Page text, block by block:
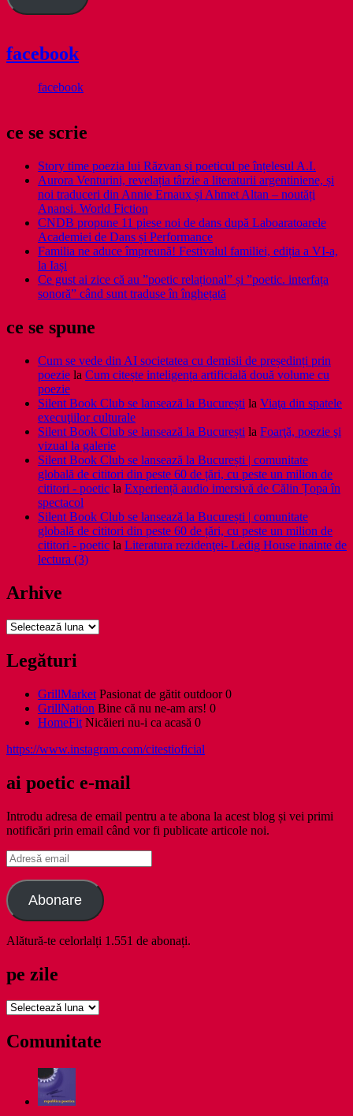
facebook
facebook
ce se scrie
Story time poezia lui Răzvan și poeticul pe înțelesul A.I.
Aurora Venturini, revelația târzie a literaturii argentiniene, și
noi traduceri din Annie Ernaux și Ahmet Altan – noutăți
Anansi. World Fiction
CNDB propune 11 piese noi de dans după Laboaratoarele
Academiei de Dans și Performance
Familia ne aduce împreună! Festivalul familiei, ediția a VI-a,
la Iași
Ce gust ai zice că au ”poetic relațional” și ”poetic. interfața
sonoră” când sunt traduse în înghețată
ce se spune
Cum se vede din AI societatea cu demisii de președinți prin
poezie la Cum citește inteligența artificială două volume cu
poezie
Silent Book Club se lansează la București la Viaţa din spatele
execuţiilor culturale
Silent Book Club se lansează la București la Foarţă, poezie şi
vizual la galerie
Silent Book Club se lansează la București | comunitate
globală de cititori din peste 60 de țări, cu peste un milion de
cititori - poetic la Experiență audio imersivă de Călin Țopa în
spectacol
Silent Book Club se lansează la București | comunitate
globală de cititori din peste 60 de țări, cu peste un milion de
cititori - poetic la Literatura rezidenţei- Ledig House inainte de
lectura (3)
Arhive
Arhive
Legături
GrillMarket Pasionat de gătit outdoor 0
GrillNation Bine că nu ne-am ars! 0
HomeFit Nicăieri nu-i ca acasă 0
https://www.instagram.com/citestioficial
ai poetic e-mail
Introdu adresa de email pentru a te abona la acest blog și vei primi
notificări prin email când vor fi publicate articole noi.
Adresă
email
Abonare
Alătură-te celorlalți 1.551 de abonați.
pe zile
pe
Comunitate